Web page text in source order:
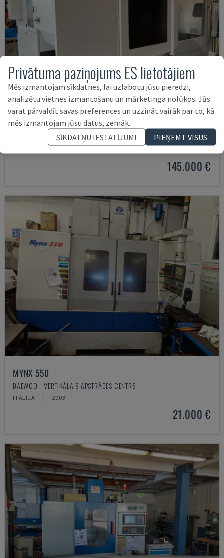
U5-1530
SPINNER - VERTIKĀLAIS APSTRĀDES CENTRS
145.000 €
MYNX 550
DAEWOO - VERTIKĀLAIS APSTRĀDES CENTRS
ITĀLIJA 2003
21.000 €
Privātuma paziņojums ES lietotājiem
Mēs izmantojam sīkdatnes, lai uzlabotu jūsu pieredzi,
analizētu vietnes izmantošanu un mārketinga nolūkos. Jūs
varat pārvaldīt savas preferences un uzzināt vairāk par to, kā
mēs izmantojam jūsu datus, zemāk.
SĪKDATŅU IESTATĪJUMI
PIEŅEMT VISUS